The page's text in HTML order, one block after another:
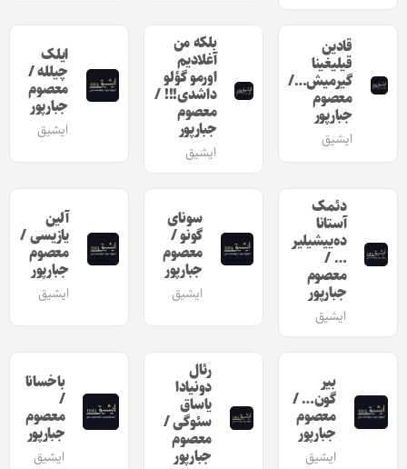
قادین
قیلیغینا
گیرمیش…/
معصوم
جبارپور
ایشیق
بلکه من
آغلادیم
اورمو گؤلو
داشدی!!! /
معصوم
جبارپور
ایشیق
ایلک
چیلله /
معصوم
جبارپور
ایشیق
دئمک
آستانا
ده‌ییشیلیر
… /
معصوم
جبارپور
ایشیق
سونای
گونو /
معصوم
جبارپور
ایشیق
آلین
یازیسی /
معصوم
جبارپور
ایشیق
بیر
گون… /
معصوم
جبارپور
ایشیق
رئال
دونیادا
یاساق
سئوگی /
معصوم
جبارپور
باخسانا
/
معصوم
جبارپور
ایشیق